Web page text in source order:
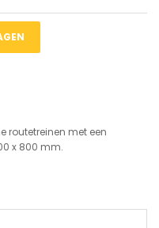
routetreinen met een
x 800 mm.